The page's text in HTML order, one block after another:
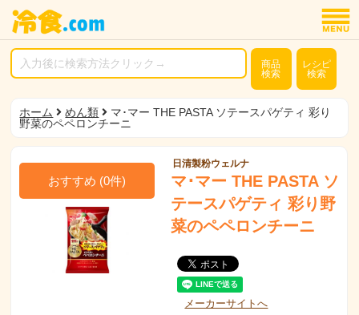
商品
検索
レシピ
検索
ホーム めん類
マ･マー THE PASTA ソテースパゲティ 彩り
野菜のペペロンチーニ
おすすめ (0件)
日清製粉ウェルナ
マ･マー THE PASTA ソ
テースパゲティ 彩り野
菜のペペロンチーニ
メーカーサイトへ